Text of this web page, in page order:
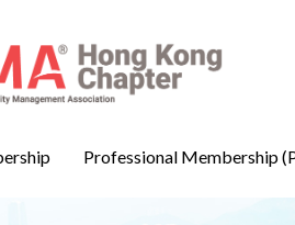
Professional Membership